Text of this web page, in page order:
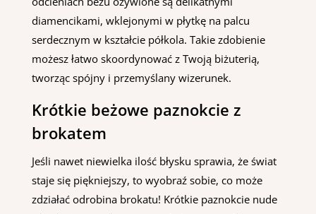
diamencikami, wklejonymi w płytkę na palcu
serdecznym w kształcie półkola. Takie zdobienie
możesz łatwo skoordynować z Twoją biżuterią,
tworząc spójny i przemyślany wizerunek.
Krótkie beżowe paznokcie z
brokatem
Jeśli nawet niewielka ilość błysku sprawia, że świat
staje się piękniejszy, to wyobraź sobie, co może
zdziałać odrobina brokatu! Krótkie paznokcie nude